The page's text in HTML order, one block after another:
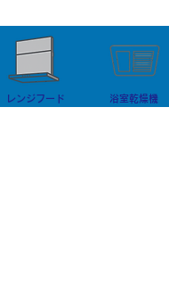
せん。 現場によって必要な資格
が異なるた
査がとても
レンジフード 浴室乾燥機